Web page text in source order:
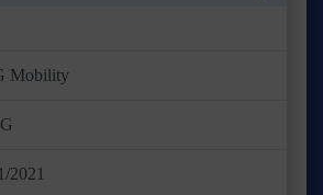
Mobility
2021